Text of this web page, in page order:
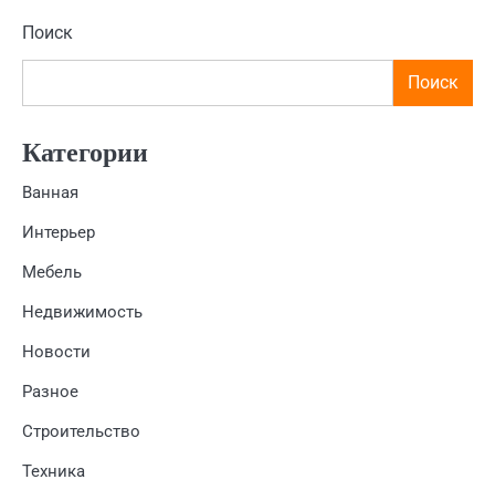
Поиск
Поиск
Категории
Ванная
Интерьер
Мебель
Недвижимость
Новости
Разное
Строительство
Техника